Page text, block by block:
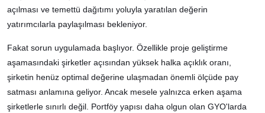
açılması ve temettü dağıtımı yoluyla yaratılan değerin
yatırımcılarla paylaşılması bekleniyor.
Fakat sorun uygulamada başlıyor. Özellikle proje geliştirme
aşamasındaki şirketler açısından yüksek halka açıklık oranı,
şirketin henüz optimal değerine ulaşmadan önemli ölçüde pay
satması anlamına geliyor. Ancak mesele yalnızca erken aşama
şirketlerle sınırlı değil. Portföy yapısı daha olgun olan GYO'larda